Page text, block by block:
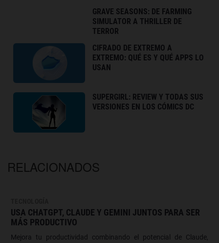
GRAVE SEASONS: DE FARMING
SIMULATOR A THRILLER DE
TERROR
CIFRADO DE EXTREMO A
EXTREMO: QUÉ ES Y QUÉ APPS LO
USAN
SUPERGIRL: REVIEW Y TODAS SUS
VERSIONES EN LOS CÓMICS DC
RELACIONADOS
USA CHATGPT, CLAUDE Y GEMINI JUNTOS PARA SER
MÁS PRODUCTIVO
Mejora tu productividad combinando el potencial de Claude,